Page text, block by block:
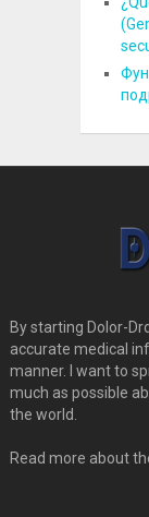
By starting Dolor-
accurate medical
manner. I want to
much as possible
the world.
Read more about